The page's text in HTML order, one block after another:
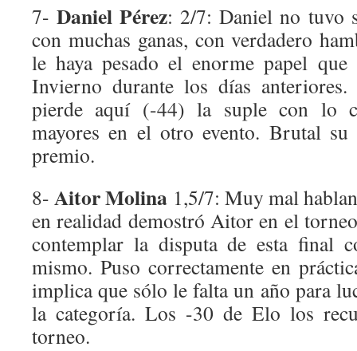
7-Daniel Pérez: 2/7: Daniel no tuvo
con muchas ganas, con verdadero
le haya pesado el enorme papel
Invierno durante los días
pierde aquí (-44) la suple con lo
mayores en el otro evento. Brutal
premio.
8-Aitor Molina 1,5/7: Muy mal
en realidad demostró Aitor en el
contemplar la disputa de esta final
mismo. Puso correctamente en
implica que sólo le falta un año para
la categoría. Los -30 de Elo los
torneo.